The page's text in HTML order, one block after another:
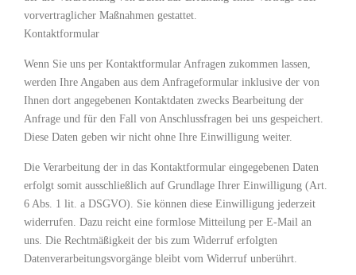
vorvertraglicher Maßnahmen gestattet.
Kontaktformular
Wenn Sie uns per Kontaktformular Anfragen zukommen lassen,
werden Ihre Angaben aus dem Anfrageformular inklusive der von
Ihnen dort angegebenen Kontaktdaten zwecks Bearbeitung der
Anfrage und für den Fall von Anschlussfragen bei uns gespeichert.
Diese Daten geben wir nicht ohne Ihre Einwilligung weiter.
Die Verarbeitung der in das Kontaktformular eingegebenen Daten
erfolgt somit ausschließlich auf Grundlage Ihrer Einwilligung (Art.
6 Abs. 1 lit. a DSGVO). Sie können diese Einwilligung jederzeit
widerrufen. Dazu reicht eine formlose Mitteilung per E-Mail an
uns. Die Rechtmäßigkeit der bis zum Widerruf erfolgten
Datenverarbeitungsvorgänge bleibt vom Widerruf unberührt.